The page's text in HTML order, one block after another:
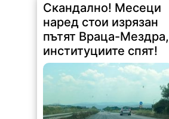
Скандално! Месеци
наред стои изрязан
пътят Враца-Мездра,
институциите спят!